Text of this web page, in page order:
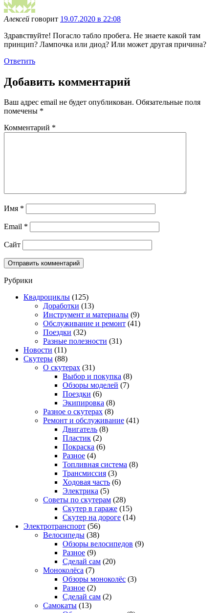
Алексей говорит 19.07.2020 в 22:08
Здравствуйте! Погасло табло пробега. Не знаете какой там
принцип? Лампочка или диод? Или может другая причина?
Ответить
Добавить комментарий
Ваш адрес email не будет опубликован. Обязательные поля
помечены *
Комментарий *
Имя *
Email *
Сайт
Рубрики
Квадроциклы (125)
Доработки (13)
Инструмент и материалы (9)
Обслуживание и ремонт (41)
Поездки (32)
Разные полезности (31)
Новости (11)
Скутеры (88)
О скутерах (31)
Выбор и покупка (8)
Обзоры моделей (7)
Поездки (6)
Экипировка (8)
Разное о скутерах (8)
Ремонт и обслуживание (41)
Двигатель (8)
Пластик (2)
Покраска (6)
Разное (4)
Топливная система (8)
Трансмиссия (3)
Ходовая часть (6)
Электрика (5)
Советы по скутерам (28)
Скутер в гараже (15)
Скутер на дороге (14)
Электротранспорт (56)
Велосипеды (38)
Обзоры велосипедов (9)
Разное (9)
Сделай сам (20)
Моноколёса (7)
Обзоры моноколёс (3)
Разное (2)
Сделай сам (2)
Самокаты (13)